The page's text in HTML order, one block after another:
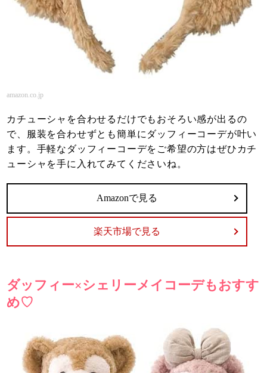
amazon.co.jp
カチューシャを合わせるだけでもおそろい感が出るの
で、服装を合わせずとも簡単にダッフィーコーデが叶い
ます。手軽なダッフィーコーデをご希望の方はぜひカチ
ューシャを手に入れてみてくださいね。
Amazonで見る
楽天市場で見る
ダッフィー×シェリーメイコーデもおすす
め♡